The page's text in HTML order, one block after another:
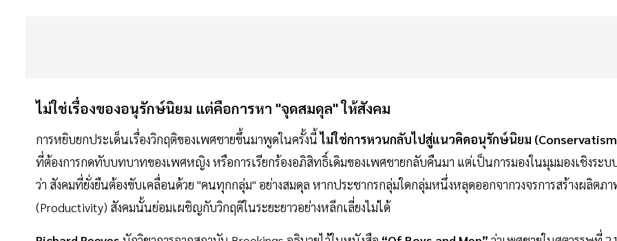
ไม่ใช่เรื่องของอนุรักษ์นิยม แต่คือการหา "จุดสมดุล" ให้สังคม
การหยิบยกประเด็นเรื่องวิกฤติของเพศชายขึ้นมาพูดในครั้งนี้ไม่ใช่การหวนกลับไปสู่แนวคิดอนุรักษ์นิยม
ที่ต้องการกดทับบทบาทของเพศหญิง หรือการเรียกร้องอภิสิทธิ์เดิมของเพศชายกลับคืนมา แต่เป็นการมองในมุมมองเชิงระบ
ว่า สังคมที่ยั่งยืนต้องขับเคลื่อนด้วย "คนทุกกลุ่ม" อย่างสมดุล หากประชากรกลุ่มใดกลุ่มหนึ่งหลุดออกจากวงจรการสร้างผลิตภ
(Productivity) สังคมนั้นย่อมเผชิญกับวิกฤติในระยะยาวอย่างหลีกเลี่ยงไม่ได้